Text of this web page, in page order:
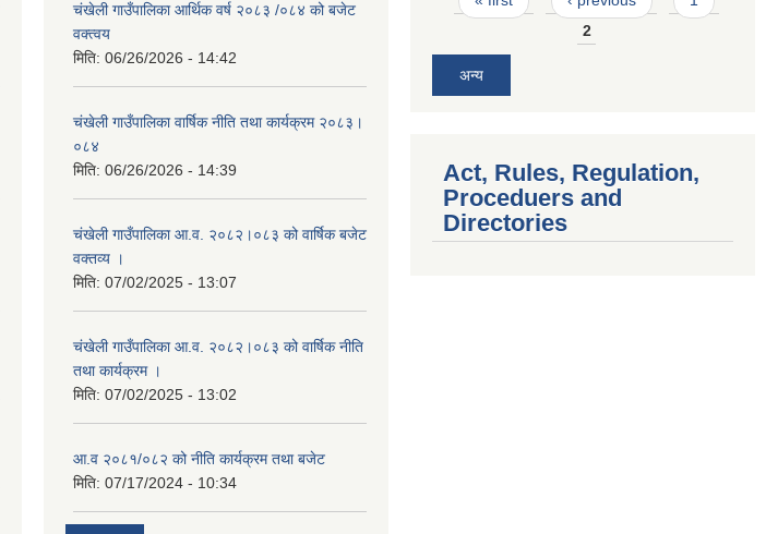
चंखेली गाउँपालिका आर्थिक वर्ष २०८३ /०८४ को बजेट
वक्त्वय
मिति: 06/26/2026 - 14:42
चंखेली गाउँपालिका वार्षिक नीति तथा कार्यक्रम २०८३।
०८४
मिति: 06/26/2026 - 14:39
चंखेली गाउँपालिका आ.व. २०८२।०८३ को वार्षिक बजेट
वक्तव्य ।
मिति: 07/02/2025 - 13:07
चंखेली गाउँपालिका आ.व. २०८२।०८३ को वार्षिक नीति
तथा कार्यक्रम ।
मिति: 07/02/2025 - 13:02
आ.व २०८१/०८२ को नीति कार्यक्रम तथा बजेट
मिति: 07/17/2024 - 10:34
2
अन्य
Act, Rules, Regulation,
Proceduers and
Directories